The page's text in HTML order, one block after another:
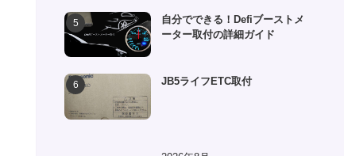
自分でできる！Defiブーストメ
ーター取付の詳細ガイド
JB5ライフETC取付